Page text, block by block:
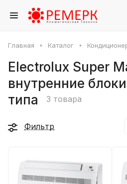
Главная Каталог
Electrolux Super
внутренние
типа
3 товара
Фильтр